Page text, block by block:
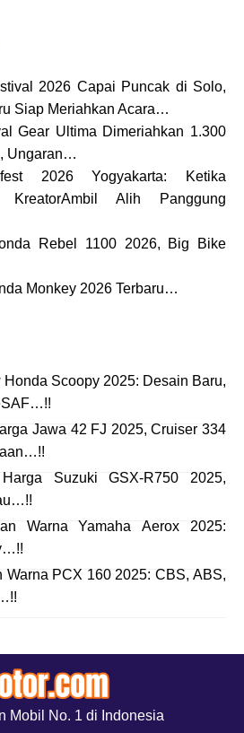
2026 Capai Puncak di Solo,
Siap Meriahkan Acara…
Gear Ultima Dimeriahkan 1.300
Ungaran…
2026 Yogyakarta: Ketika
KreatorAmbil Alih Panggung
Rebel 1100 2026, Big Bike
Monkey 2026 Terbaru…
Honda Scoopy 2025: Desain Baru,
Jawa 42 FJ 2025, Cruiser 334
Suzuki GSX-R750 2025,
Warna Yamaha Aerox 2025:
Warna PCX 160 2025: CBS, ABS,
Mobil No. 1 di Indonesia